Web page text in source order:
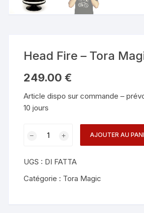
Head Fire – Tora
249.00 €
Article dispo sur commande –
10 jours
Fire
-
AJOUTER AU
UGS : DI FATTA
Catégorie : Tora Magic